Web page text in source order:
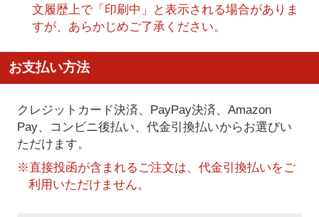
文履歴上で「印刷中」と表示される場合がありま
すが、あらかじめご了承ください。
お支払い方法
クレジットカード決済、PayPay決済、Amazon
Pay、コンビニ後払い、代金引換払いからお選びい
ただけます。
※直接投函が含まれるご注文は、代金引換払いをご
利用いただけません。